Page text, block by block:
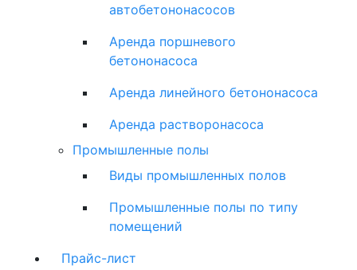
автобетононасосов
Аренда поршневого
бетононасоса
Аренда линейного бетононасоса
Аренда растворонасоса
Промышленные полы
Виды промышленных полов
Промышленные полы по типу
помещений
Прайс-лист